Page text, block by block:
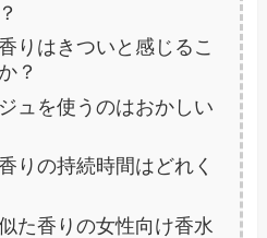
りはきついと感じるこ
？
ュを使うのはおかしい
りの持続時間はどれく
た香りの女性向け香水